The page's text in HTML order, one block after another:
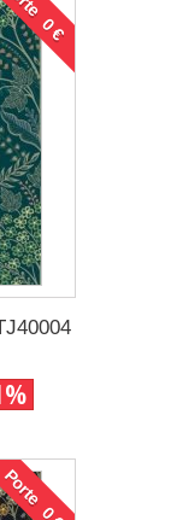
Porte 0 €